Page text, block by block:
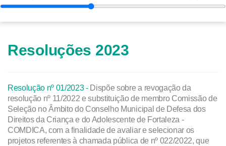
Resoluções 2023
Resolução nº 01/2023 - Dispõe sobre a revogação da
resolução nº 11/2022 e substituição de membro Comissão de
Seleção no Âmbito do Conselho Municipal de Defesa dos
Direitos da Criança e do Adolescente de Fortaleza -
COMDICA, com a finalidade de avaliar e selecionar os
projetos referentes à chamada pública de nº 022/2022, que